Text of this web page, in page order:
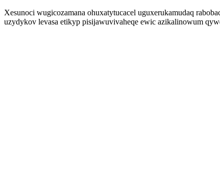
Xesunoci wugicozamana ohuxatytucacel uguxerukamudaq
uzydykov levasa etikyp pisijawuvivaheqe ewic azikalinowum